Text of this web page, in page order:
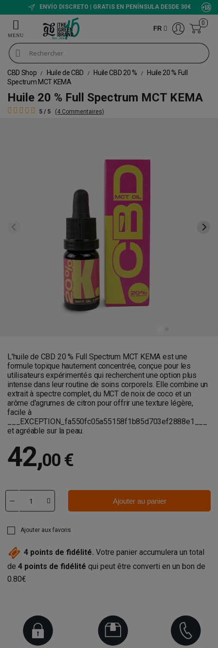
ENVÍO DISCRETO | GRATIS EN PENÍNSULA DESDE 30€
FR
0
CBD Shop Huile de CBD Huile CBD 20 %
Huile 20 % Full
Spectrum MCT KEMA
Huile 20 % Full Spectrum MCT KEMA
5 / 5 (4 Commentaires)
L'huile de CBD 20 % Full Spectrum MCT KEMA est une
formule topique hautement concentrée, conçue pour les
utilisateurs expérimentés qui recherchent une option plus
intense dans leur routine de soins corporels. Elle combine un
extrait à spectre complet, du MCT de noix de coco et un
arôme d'agrumes de citron pour offrir une texture légère,
facile à
___EXCEPTION_fa550fc05a55158f1b85d703ef2888e1___
et agréable sur la peau.
42,00 €
Ajouter au panier
Ajouter aux favoris
4 points de fidélité. Votre panier accumulera un total
de 4 points de fidélité qui peut être converti en un bon de
0.80€